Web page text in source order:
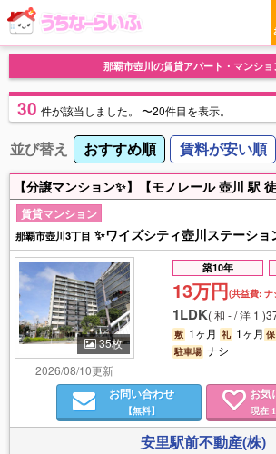
那覇市壺川の賃貸アパート・マンショ
30 件が該当しました。 〜20件目を表示。
並び替え おすすめ順 賃料が安い順
賃貸マンション
那覇市壺川3丁目 ✨ワイズシティ壺川ステーショ
35枚
2026/08/10更新
築10年
13万円(共益費:ナ
1LDK(和 - / 洋 1 )
敷 1ヶ月 礼 1ヶ月保
駐車場 ナシ
お問い合わせ
【無料】
お気
現在 1
安里駅前不動産(株)